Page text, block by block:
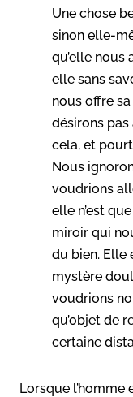
Une chose
sinon elle-
qu’elle nous
elle sans
nous offre
désirons
cela, et
Nous
voudrions
elle n’est
miroir qui
du bien. Elle
mystère
voudrions
qu’objet de
certaine
Lorsque l’homme